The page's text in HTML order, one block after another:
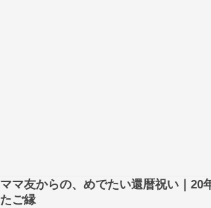
ママ友からの、めでたい還暦祝い｜20
たご縁